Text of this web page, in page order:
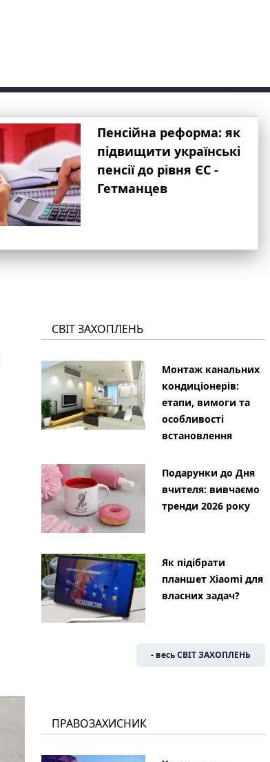
Пенсійна реформа: як
підвищити українські
пенсії до рівня ЄС -
Гетманцев
СВІТ ЗАХОПЛЕНЬ
Монтаж канальних
кондиціонерів:
етапи, вимоги та
особливості
встановлення
Подарунки до Дня
вчителя: вивчаємо
тренди 2026 року
Як підібрати
планшет Xiaomi для
власних задач?
- весь СВІТ ЗАХОПЛЕНЬ
ПРАВОЗАХИСНИК